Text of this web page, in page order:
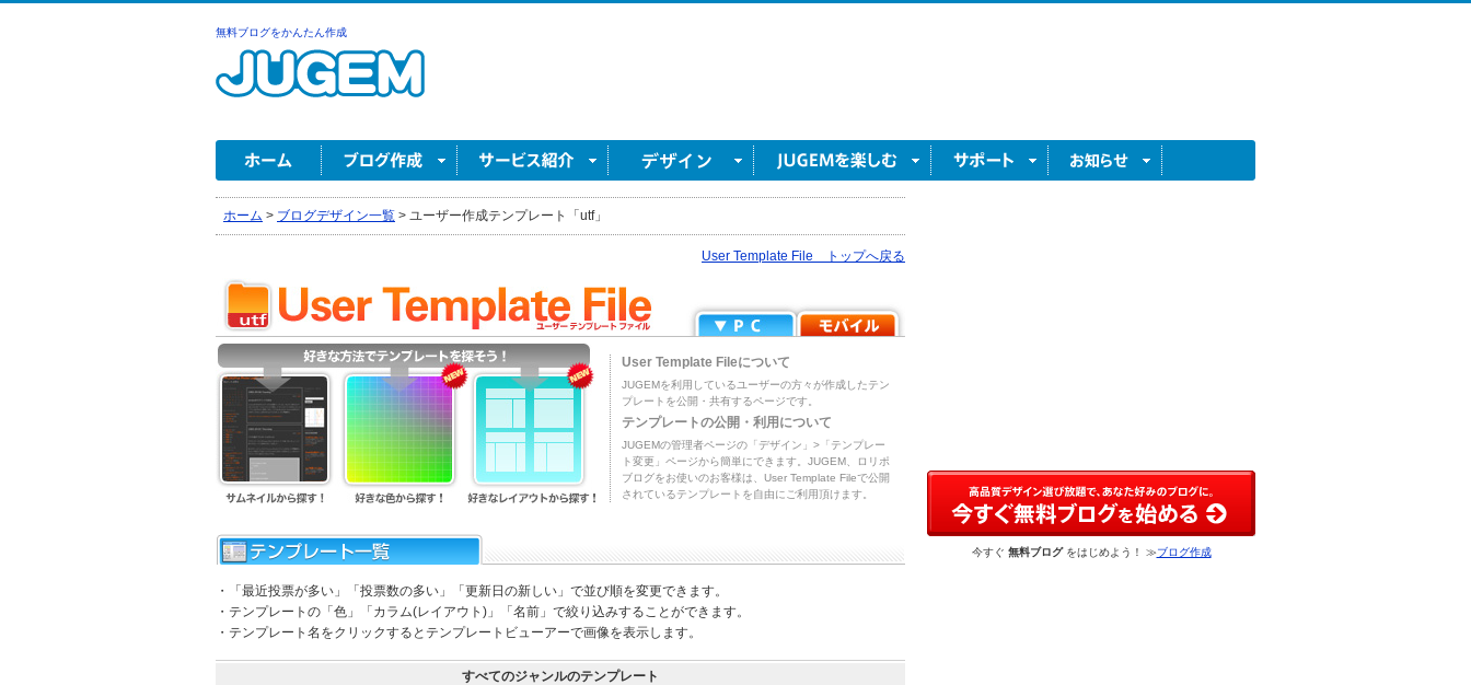
無料ブログをかんたん作成
ホーム > ブログデザイン一覧 > ユーザー作成テンプレート「utf」
User Template File トップへ戻る
User Template Fileについて
JUGEMを利用しているユーザーの方々が作成したテン
プレートを公開・共有するページです。
テンプレートの公開・利用について
JUGEMの管理者ページの「デザイン」>「テンプレー
ト変更」ページから簡単にできます。JUGEM、ロリポ
ブログをお使いのお客様は、User Template Fileで公開
されているテンプレートを自由にご利用頂けます。
・「最近投票が多い」「投票数の多い」「更新日の新しい」で並び順を変更できます。
・テンプレートの「色」「カラム(レイアウト)」「名前」で絞り込みすることができます。
・テンプレート名をクリックするとテンプレートビューアーで画像を表示します。
すべてのジャンルのテンプレート
今すぐ 無料ブログをはじめよう！ ≫ブログ作成